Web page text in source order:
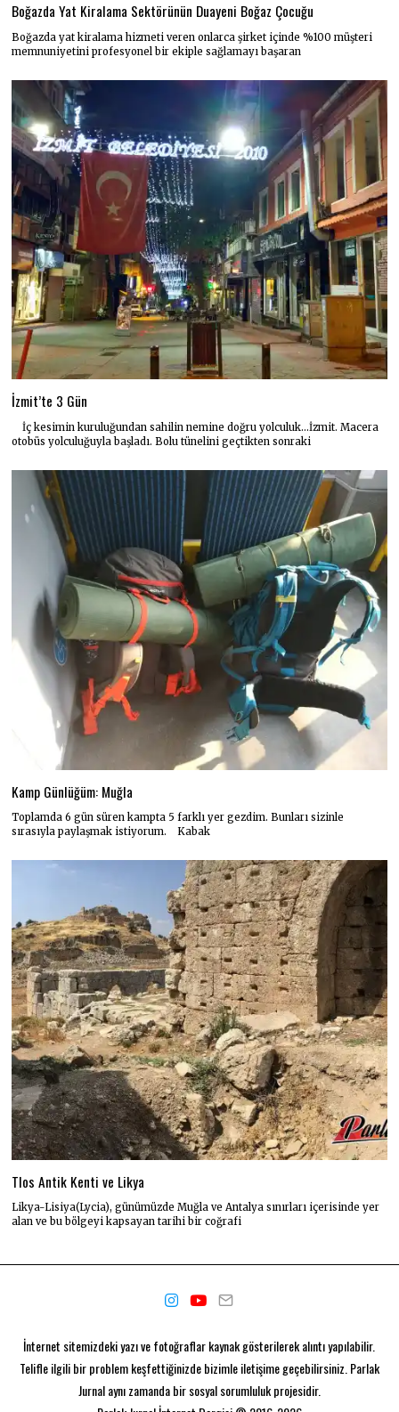
Boğazda Yat Kiralama Sektörünün Duayeni Boğaz Çocuğu
Boğazda yat kiralama hizmeti veren onlarca şirket içinde %100 müşteri
memnuniyetini profesyonel bir ekiple sağlamayı başaran
İzmit’te 3 Gün
İç kesimin kuruluğundan sahilin nemine doğru yolculuk…İzmit. Macera
otobüs yolculuğuyla başladı. Bolu tünelini geçtikten sonraki
Kamp Günlüğüm: Muğla
Toplamda 6 gün süren kampta 5 farklı yer gezdim. Bunları sizinle
sırasıyla paylaşmak istiyorum. Kabak
Tlos Antik Kenti ve Likya
Likya-Lisiya(Lycia), günümüzde Muğla ve Antalya sınırları içerisinde yer
alan ve bu bölgeyi kapsayan tarihi bir coğrafi
İnternet sitemizdeki yazı ve fotoğraflar kaynak gösterilerek alıntı yapılabilir.
Telifle ilgili bir problem keşfettiğinizde bizimle iletişime geçebilirsiniz. Parlak
Jurnal aynı zamanda birsosyal sorumluluk projesidir.